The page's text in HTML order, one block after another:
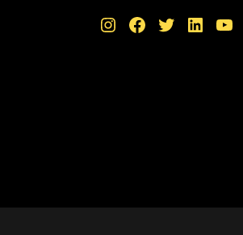
Instagram Facebook Twitter LinkedIn YouTube